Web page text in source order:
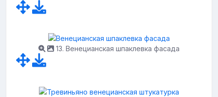
13. Венецианская шпаклевка фасада